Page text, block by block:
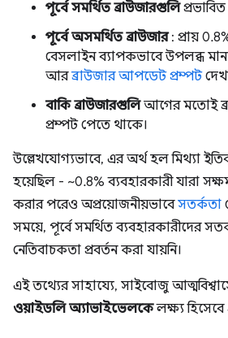
পূর্বে সমর্থিত ব্রাউজারগুলি
পূর্বে অসমর্থিত ব্রাউজার: প্রায়
বেসলাইন ব্যাপকভাবে উপলব্ধ
আরব্রাউজার আপডেট প্রম্পট
বাকি ব্রাউজারগুলিআগের মতোই
প্রম্পট পেতে থাকে।
উল্লেখযোগ্যভাবে, এর অর্থ হল মিথ্যা
হয়েছিল - ~0.8% ব্যবহারকারী যারা
করার পরেও অপ্রয়োজনীয়ভাবেসতর্কতা
সময়ে, পূর্বে সমর্থিত ব্যবহারকারীদের
নেতিবাচকতা প্রবর্তন করা যায়নি।
এই তথ্যের সাহায্যে, সাইবোজু
ওয়াইডলি অ্যাভাইভেলকেলক্ষ্য